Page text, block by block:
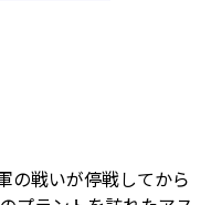
の戦いが停戦してから